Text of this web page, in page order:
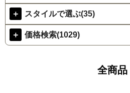
＋ スタイルで選ぶ(35)
＋ 価格検索(1029)
全商品